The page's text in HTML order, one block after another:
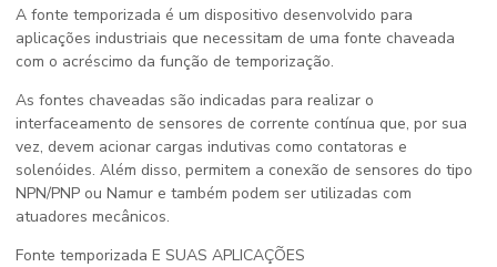
A fonte temporizada é um dispositivo desenvolvido para
aplicações industriais que necessitam de uma fonte chaveada
com o acréscimo da função de temporização.
As fontes chaveadas são indicadas para realizar o
interfaceamento de sensores de corrente contínua que, por sua
vez, devem acionar cargas indutivas como contatoras e
solenóides. Além disso, permitem a conexão de sensores do tipo
NPN/PNP ou Namur e também podem ser utilizadas com
atuadores mecânicos.
Fonte temporizada E SUAS APLICAÇÕES